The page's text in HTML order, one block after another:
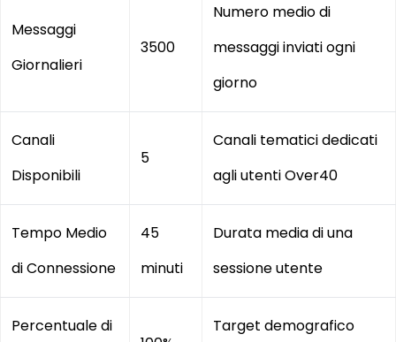
Messaggi
Giornalieri
3500
Numero medio di
messaggi inviati ogni
giorno
Canali
Disponibili
5
Canali tematici dedicati
agli utenti Over40
Tempo Medio
di Connessione
45
minuti
Durata media di una
sessione utente
Percentuale di
Target demografico